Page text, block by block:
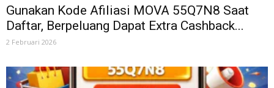
Gunakan Kode Afiliasi MOVA 55Q7N8 Saat
Daftar, Berpeluang Dapat Extra Cashback...
2 Februari 2026